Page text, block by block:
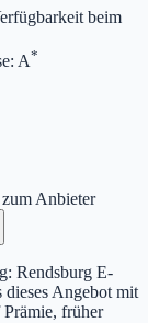
beim
: A*
Anbieter
Rendsburg E-
dieses Angebot mit
früher